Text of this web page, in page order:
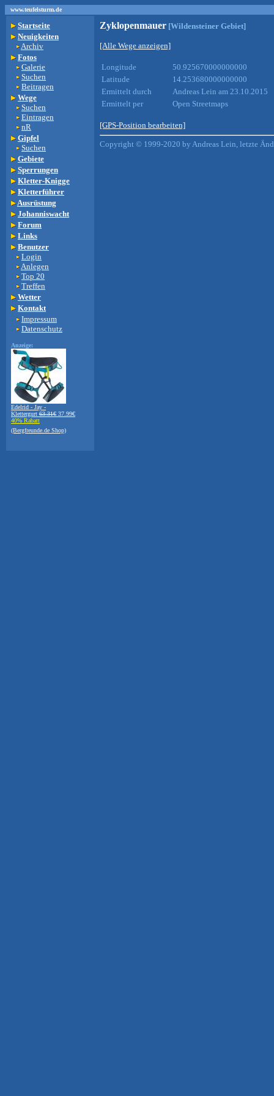
www.teufelsturm.de
Startseite
Neuigkeiten
Archiv
Fotos
Galerie
Suchen
Beitragen
Wege
Suchen
Eintragen
nR
Gipfel
Suchen
Gebiete
Sperrungen
Kletter-Knigge
Kletterführer
Ausrüstung
Johanniswacht
Forum
Links
Benutzer
Login
Anlegen
Top 20
Treffen
Wetter
Kontakt
Impressum
Datenschutz
Anzeige:
Edelrid - Jay -
Klettergurt 63.31€ 37.99€
40% Rabatt
(Bergfreunde.de Shop)
Zyklopenmauer [Wildensteiner Gebiet]
[Alle Wege anzeigen]
Longitude
50.925670000000000
Latitude
14.253680000000000
Ermittelt durch
Andreas Lein am 23.10.2015
Ermittelt per
Open Streetmaps
[GPS-Position bearbeiten]
Copyright © 1999-2020 by Andreas Lein, letzte